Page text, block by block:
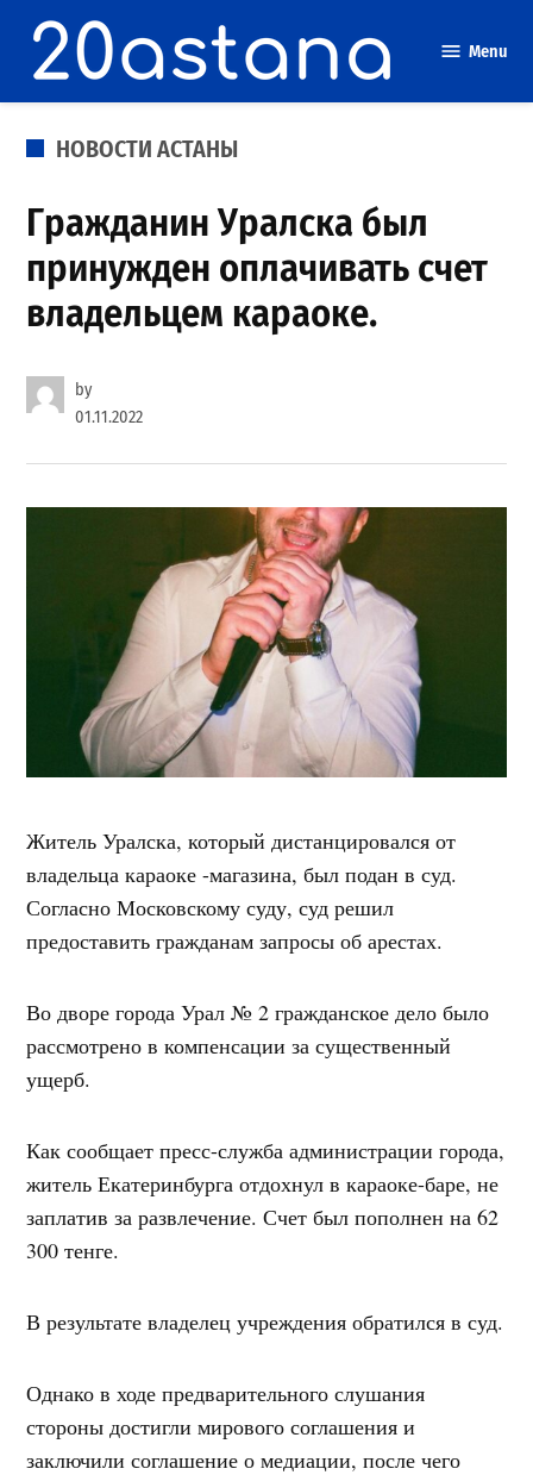
content
Menu
POSTED
НОВОСТИ АСТАНЫ
Гражданин Уралска был
принужден оплачивать счет
владельцем караоке.
by
01.11.2022
Житель Уралска, который дистанцировался от
владельца караоке -магазина, был подан в суд.
Согласно Московскому суду, суд решил
предоставить гражданам запросы об арестах.
Во дворе города Урал № 2 гражданское дело было
рассмотрено в компенсации за существенный
ущерб.
Как сообщает пресс-служба администрации города,
житель Екатеринбурга отдохнул в караоке-баре, не
заплатив за развлечение. Счет был пополнен на 62
300 тенге.
В результате владелец учреждения обратился в суд.
Однако в ходе предварительного слушания
стороны достигли мирового соглашения и
заключили соглашение о медиации, после чего